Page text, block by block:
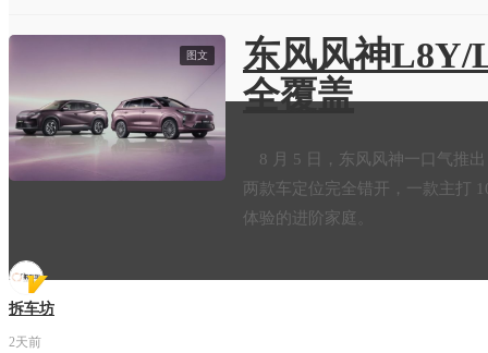
图文
东风风神L8Y/
全覆盖
8 月 5 日，东风风神一口气推
两款车定位完全错开，一款主打
体验的进阶家庭。
拆车坊
2天前